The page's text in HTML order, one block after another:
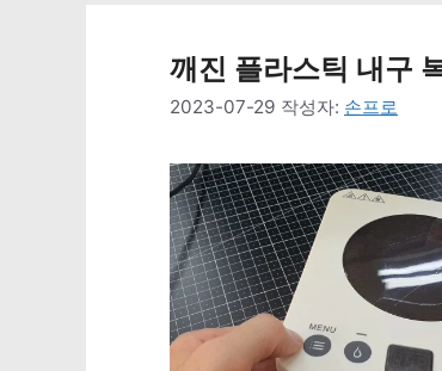
깨진 플라스틱 내구
2023-07-29 작성자: 손프로